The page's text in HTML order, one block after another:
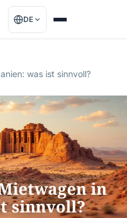
DE
was ist sinnvoll?
in
sinnvoll?